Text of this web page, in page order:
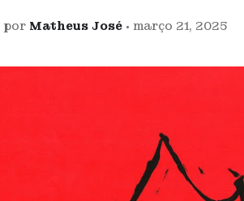
por Matheus José • março 21, 2025